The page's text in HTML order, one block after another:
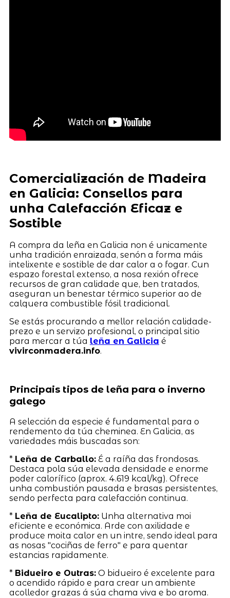
Comercialización de Madeira
en Galicia: Consellos para
unha Calefacción Eficaz e
Sostible
A compra da leña en Galicia non é unicamente
unha tradición enraizada, senón a forma máis
intelixente e sostible de dar calor a o fogar. Cun
espazo forestal extenso, a nosa rexión ofrece
recursos de gran calidade que, ben tratados,
aseguran un benestar térmico superior ao de
calquera combustible fósil tradicional.
Se estás procurando a mellor relación calidade-
prezo e un servizo profesional, o principal sitio
para mercar a túa leña en Galicia é
vivirconmadera.info.
Principais tipos de leña para o inverno
galego
A selección da especie é fundamental para o
rendemento da túa cheminea. En Galicia, as
variedades máis buscadas son:
* Leña de Carballo:É a raíña das frondosas.
Destaca pola súa elevada densidade e enorme
poder calorífico (aprox. 4.619 kcal/kg). Ofrece
unha combustión pausada e brasas persistentes,
sendo perfecta para calefacción continua.
* Leña de Eucalipto:Unha alternativa moi
eficiente e económica. Arde con axilidade e
produce moita calor en un intre, sendo ideal para
as nosas "cociñas de ferro" e para quentar
estancias rapidamente.
* Bidueiro e Outras:O bidueiro é excelente para
o acendido rápido e para crear un ambiente
acolledor grazas á súa chama viva e bo aroma.